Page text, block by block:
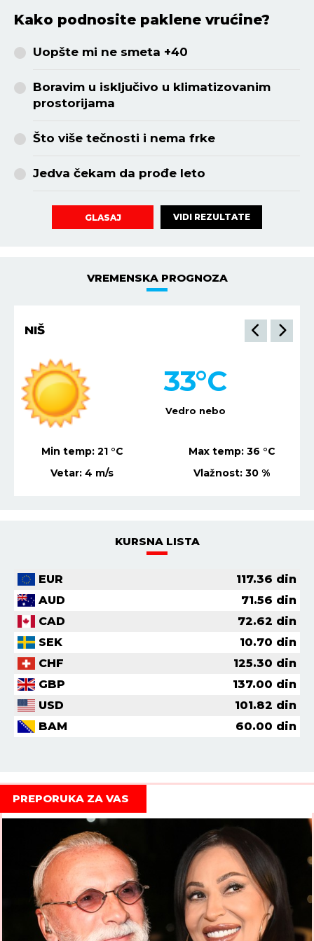
Kako podnosite paklene vrućine?
Uopšte mi ne smeta +40
Boravim u isključivo u klimatizovanim
prostorijama
Što više tečnosti i nema frke
Jedva čekam da prođe leto
GLASAJ VIDI REZULTATE
VREMENSKA PROGNOZA
NIŠ
Vedro nebo
33°C
Min temp: 21 °C Max temp: 36 °C
Vetar:4 m/s Vlažnost:30 %
KURSNA LISTA
EUR 117.36 din
AUD
71.56 din
CAD
72.62 din
SEK
10.70 din
CHF
125.30 din
GBP
137.00 din
USD
101.82 din
BAM
60.00 din
PREPORUKA ZA VAS